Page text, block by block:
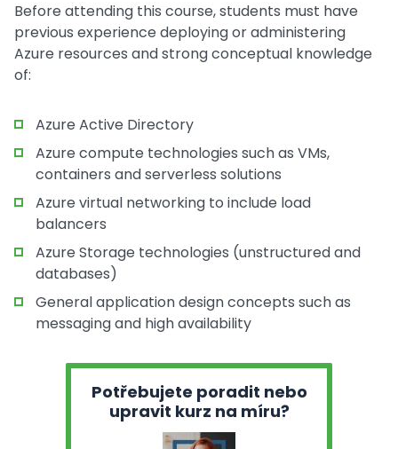
Before attending this course, students must have
previous experience deploying or administering
Azure resources and strong conceptual knowledge
of:
Azure Active Directory
Azure compute technologies such as VMs,
containers and serverless solutions
Azure virtual networking to include load
balancers
Azure Storage technologies (unstructured and
databases)
General application design concepts such as
messaging and high availability
Potřebujete poradit nebo
upravit kurz na míru?